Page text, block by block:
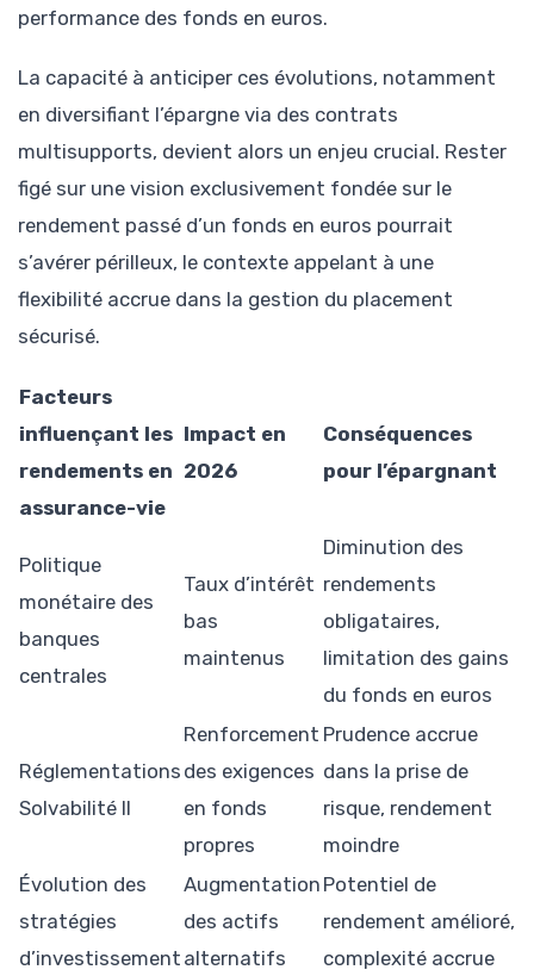
performance des fonds en euros.
La capacité à anticiper ces évolutions, notamment
en diversifiant l’épargne via des contrats
multisupports, devient alors un enjeu crucial. Rester
figé sur une vision exclusivement fondée sur le
rendement passé d’un fonds en euros pourrait
s’avérer périlleux, le contexte appelant à une
flexibilité accrue dans la gestion du placement
sécurisé.
Facteurs
influençant les
rendements en
assurance-vie
Impact en
2026
Conséquences
pour l’épargnant
Politique
monétaire des
banques
centrales
Taux d’intérêt
bas
maintenus
Diminution des
rendements
obligataires,
limitation des gains
du fonds en euros
Réglementations
Solvabilité II
Renforcement
des exigences
en fonds
propres
Prudence accrue
dans la prise de
risque, rendement
moindre
Évolution des
stratégies
d’investissement
Augmentation
des actifs
alternatifs
Potentiel de
rendement amélioré,
complexité accrue